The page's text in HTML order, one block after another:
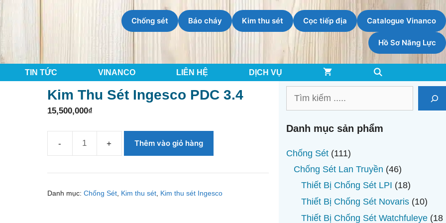
Chống sét Báo cháy Kim thu sét Cọc tiếp địa Catalogue Vinanco
Hồ Sơ Năng Lực
TIN TỨC VINANCO LIÊN HỆ DỊCH VỤ
Kim Thu Sét Ingesco PDC 3.4
15,500,000₫
sét
Ingesco
Thêm vào giỏ hàng
Danh mục: Chống Sét, Kim thu sét, Kim thu sét Ingesco
Tìm
Danh mục sản phẩm
Chống Sét 111111
sản
phẩm
Chống Sét Lan Truyền 4646
sản
phẩm
Thiết Bị Chống Sét LPI 1818
sản
phẩm
Thiết Bị Chống Sét Novaris 1010
sản
Thiết Bị Chống Sét Watchfuleye 18